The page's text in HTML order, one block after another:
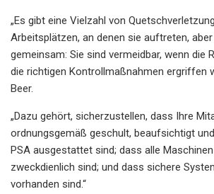
„Es gibt eine Vielzahl von
Arbeitsplätzen, an denen sie auftreten,
gemeinsam: Sie sind vermeidbar, wenn die
die richtigen Kontrollmaßnahmen ergriffen
Beer.
„Dazu gehört, sicherzustellen, dass Ihre
ordnungsgemäß geschult, beaufsichtigt
PSA ausgestattet sind; dass alle
zweckdienlich sind; und dass sichere
vorhanden sind.“